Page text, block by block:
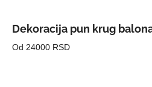
Dekoracija pun krug
Od 24000 RSD